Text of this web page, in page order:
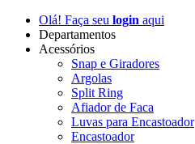
Olá! Faça seu login aqui
Departamentos
Acessórios
Snap e Giradores
Argolas
Split Ring
Afiador de Faca
Luvas para Encastoador
Encastoador